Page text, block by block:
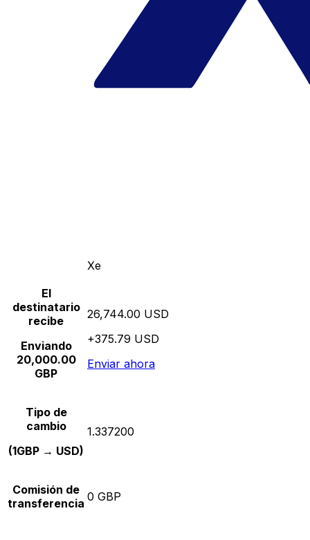
Xe
El
destinatario
recibe
Enviando
20,000.00
GBP
26,744.00 USD
+375.79 USD
Enviar ahora
Tipo de
cambio
(1GBP → USD)
1.337200
Comisión de
transferencia 0 GBP